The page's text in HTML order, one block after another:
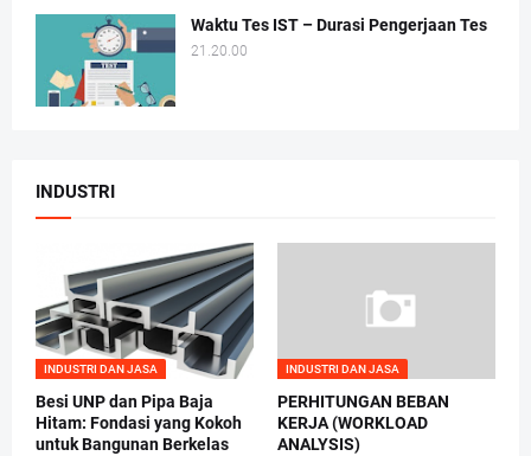
Waktu Tes IST – Durasi Pengerjaan Tes
21.20.00
INDUSTRI
INDUSTRI DAN JASA
Besi UNP dan Pipa Baja
Hitam: Fondasi yang Kokoh
untuk Bangunan Berkelas
INDUSTRI DAN JASA
PERHITUNGAN BEBAN
KERJA (WORKLOAD
ANALYSIS)